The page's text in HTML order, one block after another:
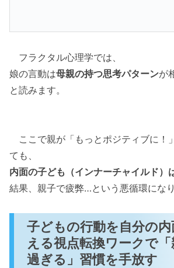
フラクタル心理学では、
娘の言動は母親の持つ思考パターンが
と読みます。
ここで親が「もっとポジティブに！
ても、
内面の子ども（インナーチャイルド）
結果、親子で疲弊…という悪循環になり
子どもの行動を自分の
える視点転換ワークで
過ぎる」習慣を手放す